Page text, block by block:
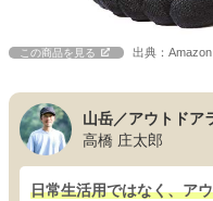
この商品を見る 出典：Amazon
山岳／アウトドア
高橋 庄太郎
日常生活用ではなく、ア